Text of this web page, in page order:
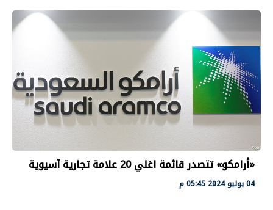
«أرامكو» تتصدر قائمة اغلي 20 علامة تجارية آسيوية
04 يوليو 2024 05:45 م